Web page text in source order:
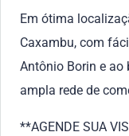
Em ótima
Caxambu, com
Antônio Borin e ao
ampla rede de
**AGENDE SUA